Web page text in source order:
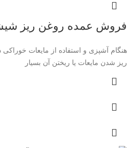
فروش عمده روغن ریز
هنگام آشپزی و استفاده از مایعات
ریز شدن مایعات یا ریختن آن بسیار